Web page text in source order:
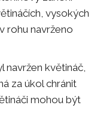
vysokých
rohu navrženo
navržen květináč,
za úkol chránit
mohou být